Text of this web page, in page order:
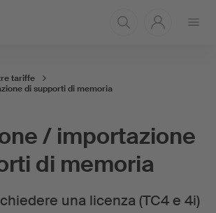
/ importazione
di memoria
una licenza (TC4 e 4i)
tariffe
di supporti di memoria